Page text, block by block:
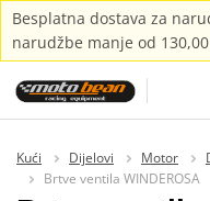
Besplatna dostava za
narudžbe manje od
Kući Dijelovi Motor
Brtve ventila WINDEROSA